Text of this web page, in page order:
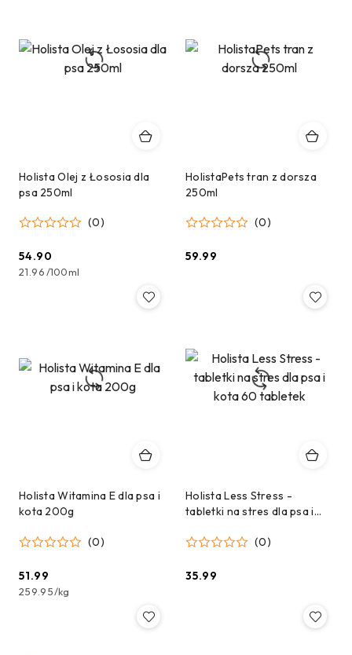
Holista Olej z Łososia dla
psa 250ml
(0)
Cena:
54.90
21.96/100ml
HolistaPets tran z dorsza
250ml
(0)
Cena:
59.99
Holista Witamina E dla psa i
kota 200g
(0)
Cena:
51.99
259.95/kg
Holista Less Stress -
tabletki na stres dla psa i
(0)
Cena:
35.99